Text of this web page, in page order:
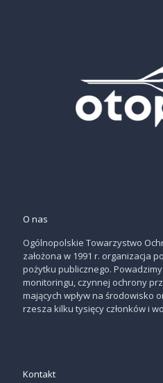
O nas
Ogólnopolskie Towarzystwo
założona w 1991 r. organizacja
pożytku publicznego.
monitoringu, czynnej ochrony
mających wpływ na środowisko
rzesza kilku tysięcy członków i
Kontakt